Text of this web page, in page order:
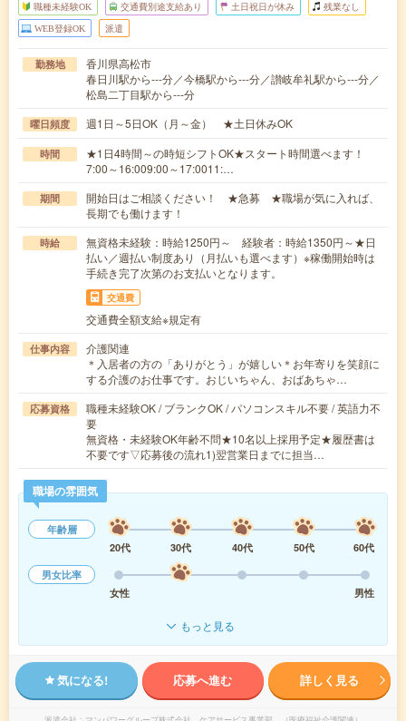
職種未経験OK 交通費別途支給あり 土日祝日が休み 残業なし
WEB登録OK 派遣
勤務地
香川県高松市
春日川駅から---分／今橋駅から---分／讃岐牟礼駅から---分／
松島二丁目駅から---分
曜日頻度 週1日～5日OK（月～金） ★土日休みOK
時間
★1日4時間～の時短シフトOK★スタート時間選べます！
7:00～16:009:00～17:0011:…
期間
開始日はご相談ください！ ★急募 ★職場が気に入れば、
長期でも働けます！
時給
無資格未経験：時給1250円～ 経験者：時給1350円～★日
払い／週払い制度あり（月払いも選べます）※稼働開始時は
手続き完了次第のお支払いとなります。
交通費
交通費全額支給※規定有
仕事内容
介護関連
＊入居者の方の「ありがとう」が嬉しい＊お年寄りを笑顔に
する介護のお仕事です。おじいちゃん、おばあちゃ…
応募資格
職種未経験OK / ブランクOK / パソコンスキル不要 / 英語力不
要
無資格・未経験OK年齢不問★10名以上採用予定★履歴書は
不要です▽応募後の流れ1)翌営業日までに担当…
職場の雰囲気
年齢層
20代
30代 40代 50代
60代
男女比率
女性
男性
もっと見る
気になる! 応募へ進む 詳しく見る